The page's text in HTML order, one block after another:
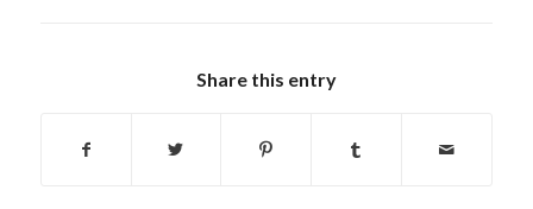
Share this entry